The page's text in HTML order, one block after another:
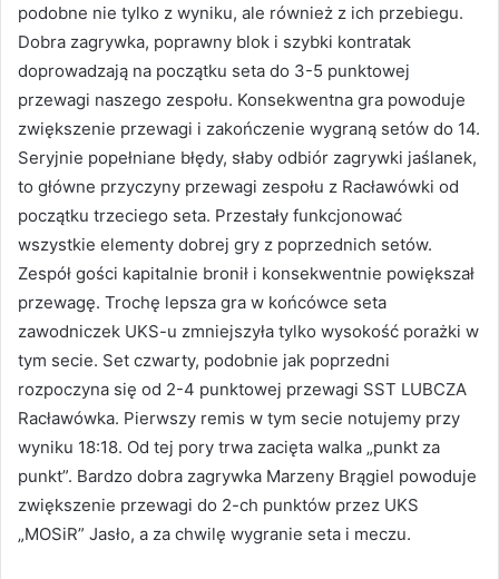
podobne nie tylko z wyniku, ale również z ich przebiegu.
Dobra zagrywka, poprawny blok i szybki kontratak
doprowadzają na początku seta do 3-5 punktowej
przewagi naszego zespołu. Konsekwentna gra powoduje
zwiększenie przewagi i zakończenie wygraną setów do 14.
Seryjnie popełniane błędy, słaby odbiór zagrywki jaślanek,
to główne przyczyny przewagi zespołu z Racławówki od
początku trzeciego seta. Przestały funkcjonować
wszystkie elementy dobrej gry z poprzednich setów.
Zespół gości kapitalnie bronił i konsekwentnie powiększał
przewagę. Trochę lepsza gra w końcówce seta
zawodniczek UKS-u zmniejszyła tylko wysokość porażki w
tym secie. Set czwarty, podobnie jak poprzedni
rozpoczyna się od 2-4 punktowej przewagi SST LUBCZA
Racławówka. Pierwszy remis w tym secie notujemy przy
wyniku 18:18. Od tej pory trwa zacięta walka „punkt za
punkt”. Bardzo dobra zagrywka Marzeny Brągiel powoduje
zwiększenie przewagi do 2-ch punktów przez UKS
„MOSiR” Jasło, a za chwilę wygranie seta i meczu.